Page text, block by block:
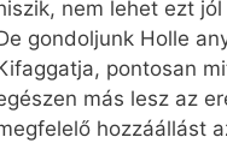
nem lehet ezt jól
gondoljunk Holle
pontosan
más lesz az
hozzáállást